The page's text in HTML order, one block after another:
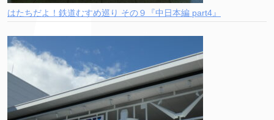
はたちだよ！鉄道むすめ巡り その９『中日本編 part4』